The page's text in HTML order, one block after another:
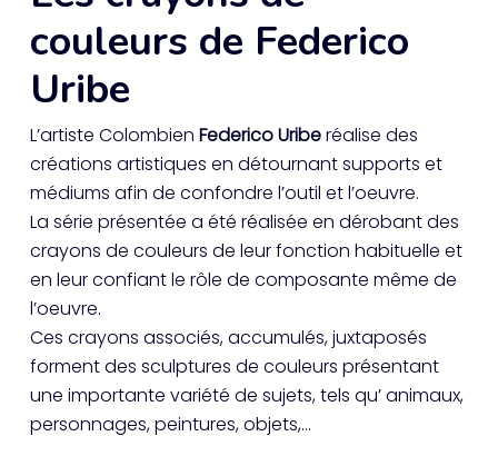
couleurs de Federico
Uribe
L’artiste Colombien Federico Uriberéalise des
créations artistiques en détournant supports et
médiums afin de confondre l’outil et l’oeuvre.
La série présentée a été réalisée en dérobant des
crayons de couleurs de leur fonction habituelle et
en leur confiant le rôle de composante même de
l’oeuvre.
Ces crayons associés, accumulés, juxtaposés
forment des sculptures de couleurs présentant
une importante variété de sujets, tels qu’ animaux,
personnages, peintures, objets,…